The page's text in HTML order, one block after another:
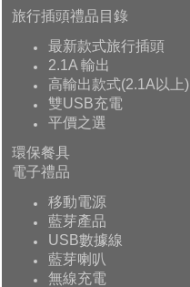
旅行插頭禮品目錄
最新款式旅行插頭
2.1A 輸出
高輸出款式(2.1A以上)
雙USB充電
平價之選
環保餐具
電子禮品
移動電源
藍芽產品
USB數據線
藍芽喇叭
無線充電